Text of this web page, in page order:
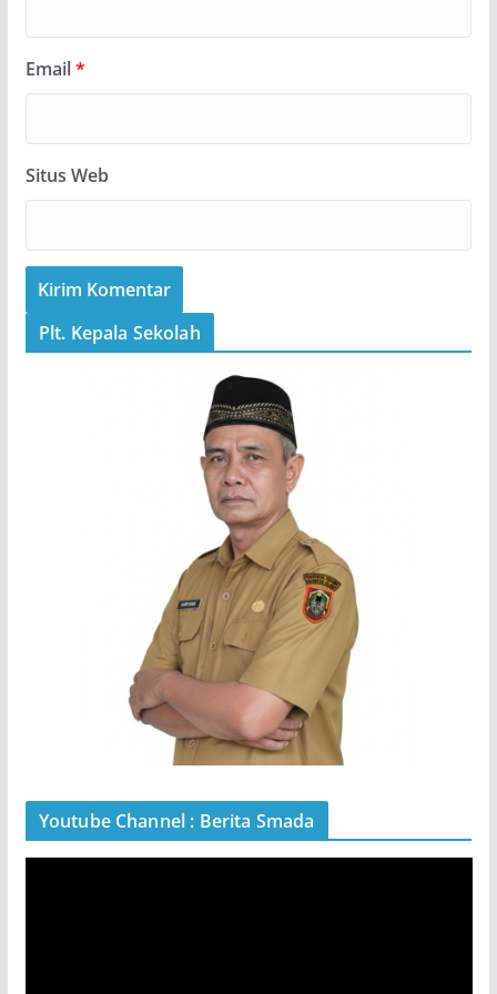
Email*
Situs Web
Plt. Kepala Sekolah
Youtube Channel : Berita Smada